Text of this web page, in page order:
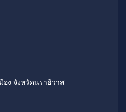
อง จังหวัดนราธิวาส